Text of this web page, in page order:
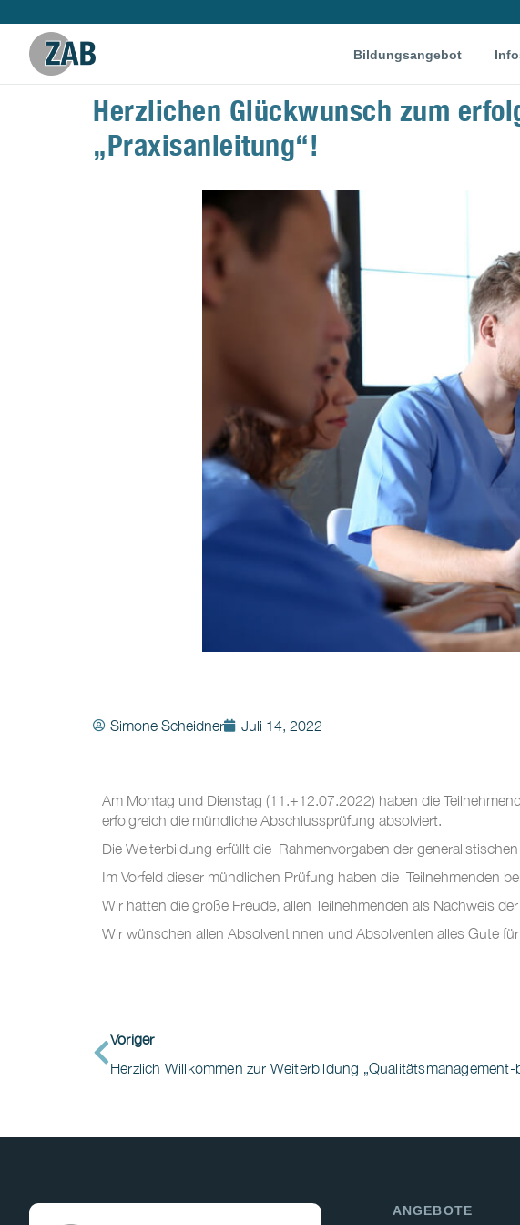
Bildungsangebot
Herzlichen Glückwunsch zum
„Praxisanleitung“!
Simone Scheidner Juli 14, 2022
Am Montag und Dienstag (11.+12.07.2022) haben die
erfolgreich die mündliche Abschlussprüfung absolviert.
Die Weiterbildung erfüllt die Rahmenvorgaben der
Im Vorfeld dieser mündlichen Prüfung haben die Teilnehmenden
Wir hatten die große Freude, allen Teilnehmenden als Nachweis
Wir wünschen allen Absolventinnen und Absolventen alles Gute
Voriger
ANGEBOTE